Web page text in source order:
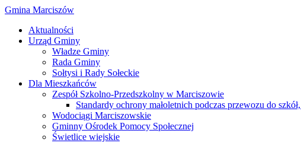
Gmina Marciszów
Aktualności
Urząd Gminy
Władze Gminy
Rada Gminy
Sołtysi i Rady Sołeckie
Dla Mieszkańców
Zespół Szkolno-Przedszkolny w Marciszowie
Standardy ochrony małoletnich podczas przewozu do
Wodociągi Marciszowskie
Gminny Ośrodek Pomocy Społecznej
Świetlice wiejskie